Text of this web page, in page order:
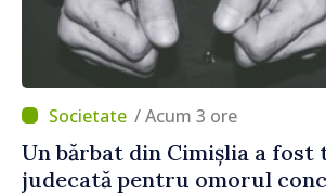
/ Acum 3 ore
Un bărbat din Cimișlia a fost
judecată pentru omorul